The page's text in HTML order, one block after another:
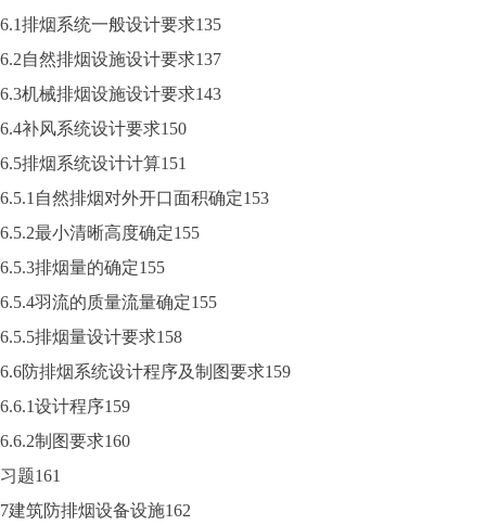
6.1排烟系统一般设计要求135
6.2自然排烟设施设计要求137
6.3机械排烟设施设计要求143
6.4补风系统设计要求150
6.5排烟系统设计计算151
6.5.1自然排烟对外开口面积确定153
6.5.2最小清晰高度确定155
6.5.3排烟量的确定155
6.5.4羽流的质量流量确定155
6.5.5排烟量设计要求158
6.6防排烟系统设计程序及制图要求159
6.6.1设计程序159
6.6.2制图要求160
习题161
7建筑防排烟设备设施162